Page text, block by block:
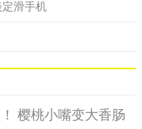
滑手机
樱桃小嘴变大香肠